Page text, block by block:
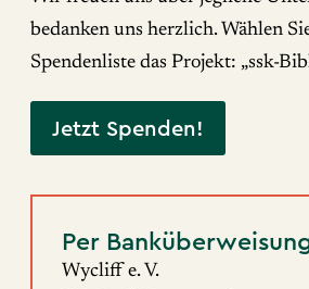
bedanken uns herzlich. Wählen
Spendenliste das Projekt: „ssk-
Jetzt Spenden!
Per
Wycliff e. V.